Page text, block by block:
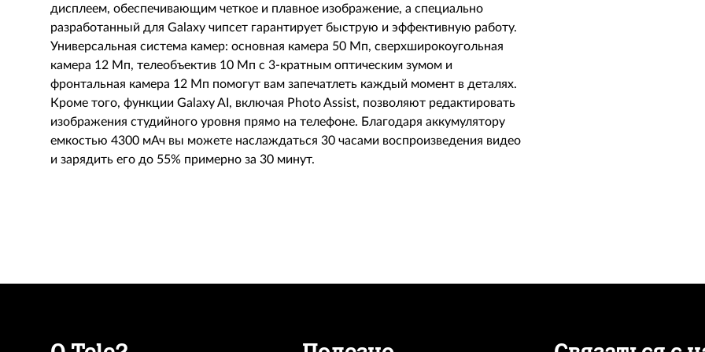
дисплеем, обеспечивающим четкое и плавное изображение, а специально
разработанный для Galaxy чипсет гарантирует быструю и эффективную работу.
Универсальная система камер: основная камера 50 Мп, сверхширокоугольная
камера 12 Мп, телеобъектив 10 Мп с 3-кратным оптическим зумом и
фронтальная камера 12 Мп помогут вам запечатлеть каждый момент в деталях.
Кроме того, функции Galaxy AI, включая Photo Assist, позволяют редактировать
изображения студийного уровня прямо на телефоне. Благодаря аккумулятору
емкостью 4300 мАч вы можете наслаждаться 30 часами воспроизведения видео
и зарядить его до 55% примерно за 30 минут.